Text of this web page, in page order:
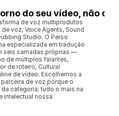
do seu vídeo, não da
de voz multiprodutos
voz, Voice Agents, Sound
Studio. O Perso
especializada em tradução
seis camadas próprias —
de múltiplos falantes,
de roteiro, Cultural
de vídeo. Escolhemos a
de voz porque o
categoria; tudo o mais na
intelectual nossa.